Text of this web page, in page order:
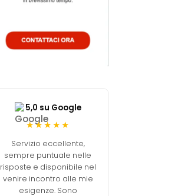
5,0 su Google
★★★★★
Servizio eccellente,
sempre puntuale nelle
risposte e disponibile nel
venire incontro alle mie
esigenze. Sono